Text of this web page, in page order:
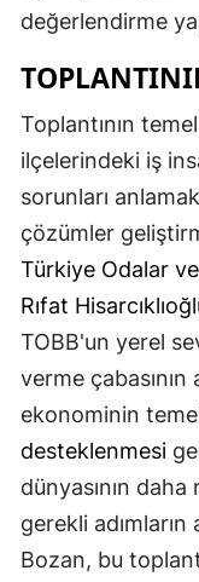
değerlendirme
Toplantının
ilçelerindeki iş
sorunları
çözümler
Türkiye Odalar
Rıfat
TOBB'un yerel
verme çabasının
ekonominin
desteklenmesi
dünyasının
gerekli
Bozan, bu